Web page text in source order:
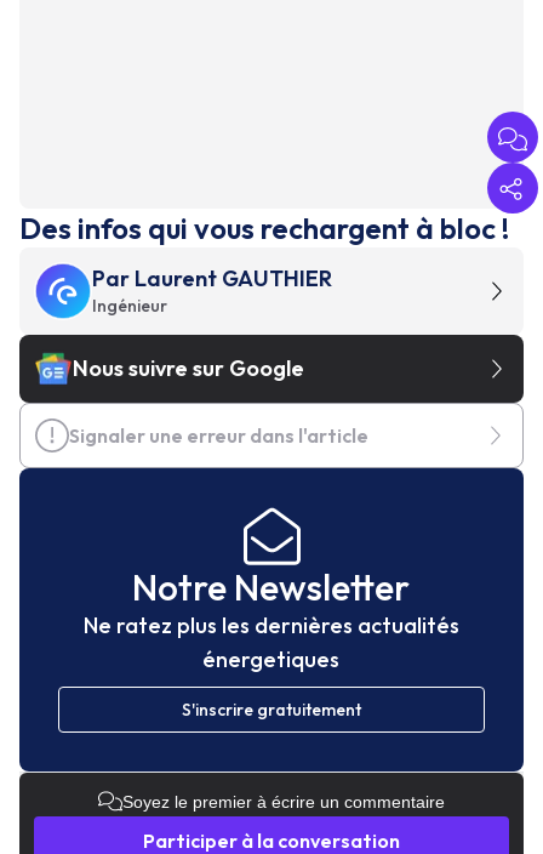
Des infos qui vous rechargent à bloc !
Par Laurent GAUTHIER
Ingénieur
Nous suivre sur Google
Signaler une erreur dans l'article
Notre Newsletter
Ne ratez plus les dernières actualités
énergetiques
S'inscrire gratuitement
Soyez le premier à écrire un commentaire
Participer à la conversation